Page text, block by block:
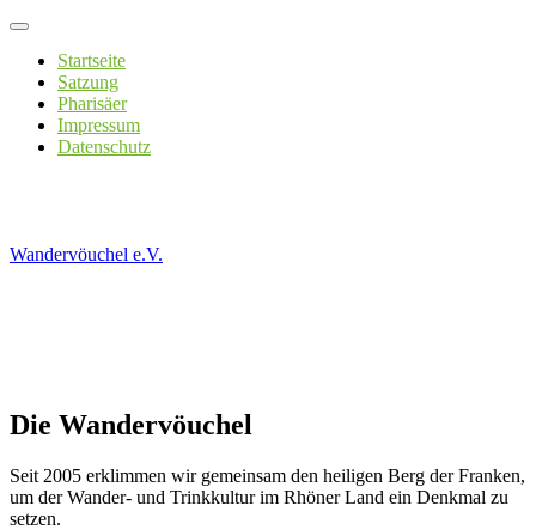
Skip
contentStartseite
Satzung
Pharisäer
Impressum
Datenschutz
Wandervöuchel e.V.
Die Wandervöuchel
Seit 2005 erklimmen wir gemeinsam den heiligen Berg der Franken,
um der Wander- und Trinkkultur im Rhöner Land ein Denkmal zu
setzen.